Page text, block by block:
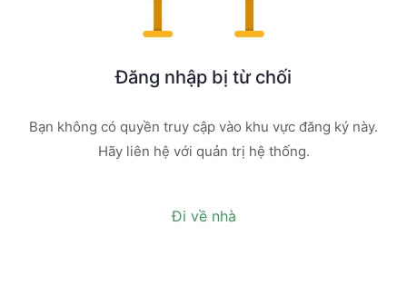
Đăng nhập bị từ chối
Bạn không có quyền truy cập vào khu vực đăng ký này.
Hãy liên hệ với quản trị hệ thống.
Đi về nhà